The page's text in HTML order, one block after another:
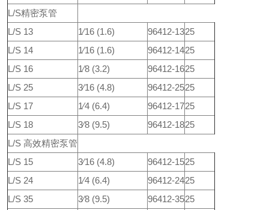
L/S精密泵管
L/S 13
1⁄16 (1.6) 96412-1325
L/S 14
1⁄16 (1.6) 96412-1425
L/S 16
1⁄8 (3.2) 96412-1625
L/S 25
3⁄16 (4.8) 96412-2525
L/S 17
1⁄4 (6.4) 96412-1725
L/S 18
3⁄8 (9.5) 96412-1825
L/S 高效精密泵管
L/S 15
3⁄16 (4.8) 96412-1525
L/S 24
1⁄4 (6.4) 96412-2425
L/S 35
3⁄8 (9.5) 96412-3525